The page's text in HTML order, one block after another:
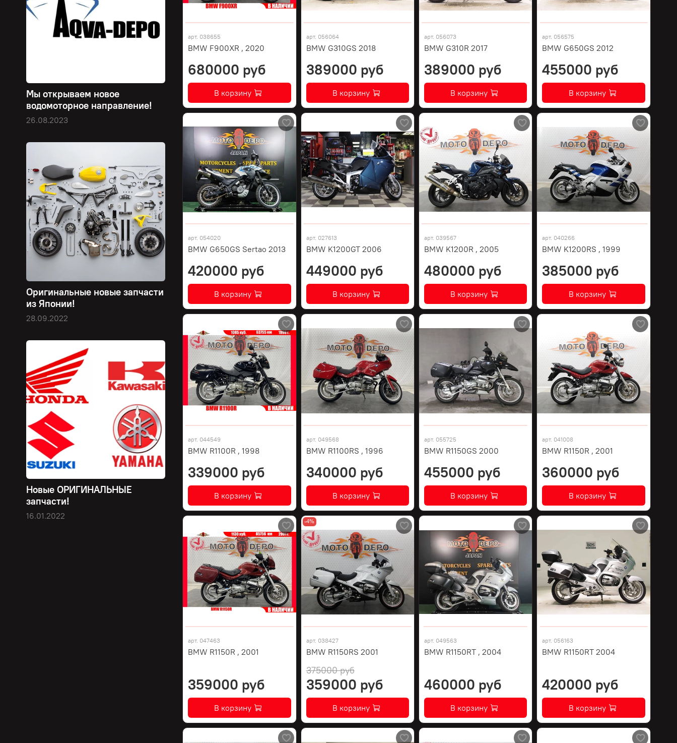
арт. 038655
BMW F900XR , 2020
680000 руб
В корзину
арт. 056064
BMW G310GS 2018
389000 руб
В корзину
арт. 056073
BMW G310R 2017
389000 руб
В корзину
арт. 056575
BMW G650GS 2012
455000 руб
В корзину
арт. 054020
BMW G650GS Sertao 2013
420000 руб
В корзину
арт. 027613
BMW K1200GT 2006
449000 руб
В корзину
арт. 039567
BMW K1200R , 2005
480000 руб
В корзину
арт. 040266
BMW K1200RS , 1999
385000 руб
В корзину
арт. 044549
BMW R1100R , 1998
339000 руб
В корзину
арт. 049568
BMW R1100RS , 1996
340000 руб
В корзину
арт. 055725
BMW R1150GS 2000
455000 руб
В корзину
арт. 041008
BMW R1150R , 2001
360000 руб
В корзину
арт. 047463
BMW R1150R , 2001
359000 руб
В корзину
-4%
арт. 038427
BMW R1150RS 2001
375000 руб
359000 руб
В корзину
арт. 049563
BMW R1150RT , 2004
460000 руб
В корзину
арт. 056163
BMW R1150RT 2004
420000 руб
В корзину
Мы открываем новое
водомоторное направление!
26.08.2023
Оригинальные новые запчасти
из Японии!
28.09.2022
Новые ОРИГИНАЛЬНЫЕ
запчасти!
16.01.2022